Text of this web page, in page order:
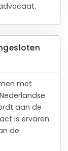
met
aan de
is ervaren.
de